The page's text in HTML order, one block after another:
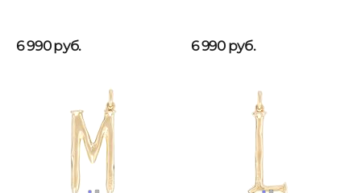
6 990руб. 6 990 руб.